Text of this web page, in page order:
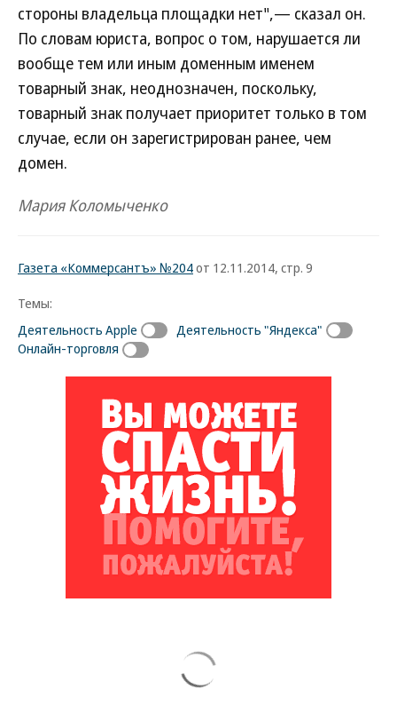
стороны владельца площадки нет",— сказал он.
По словам юриста, вопрос о том, нарушается ли
вообще тем или иным доменным именем
товарный знак, неоднозначен, поскольку,
товарный знак получает приоритет только в том
случае, если он зарегистрирован ранее, чем
домен.
Мария Коломыченко
Газета «Коммерсантъ» №204от 12.11.2014, стр. 9
Темы:
Деятельность Apple
Деятельность "Яндекса"
Онлайн-торговля